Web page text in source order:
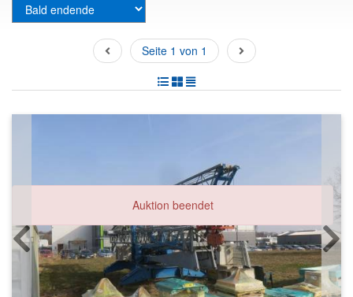
Seite 1 von 1
Auktion beendet